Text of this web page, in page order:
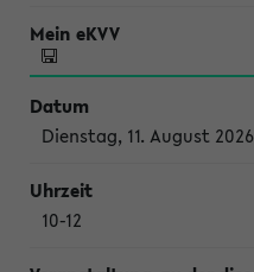
Dienstag, 11. August 2026
10-12